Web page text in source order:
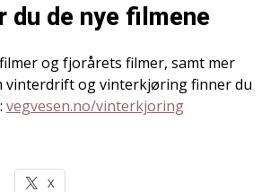
du de nye filmene
og fjorårets filmer, samt mer
vinterdrift og vinterkjøring finner du
vegvesen.no/vinterkjoring
X